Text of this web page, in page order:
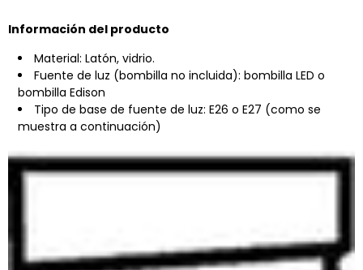
Información del producto
Material: Latón, vidrio.
Fuente de luz (bombilla no incluida): bombilla LED o
bombilla Edison
Tipo de base de fuente de luz: E26 o E27 (como se
muestra a continuación)